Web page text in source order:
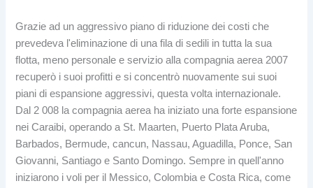
Grazie ad un aggressivo piano di riduzione dei costi che
prevedeva l'eliminazione di una fila di sedili in tutta la sua
flotta, meno personale e servizio alla compagnia aerea 2007
recuperò i suoi profitti e si concentrò nuovamente sui suoi
piani di espansione aggressivi, questa volta internazionale.
Dal 2 008 la compagnia aerea ha iniziato una forte espansione
nei Caraibi, operando a St. Maarten, Puerto Plata Aruba,
Barbados, Bermude, cancun, Nassau, Aguadilla, Ponce, San
Giovanni, Santiago e Santo Domingo. Sempre in quell'anno
iniziarono i voli per il Messico, Colombia e Costa Rica, come